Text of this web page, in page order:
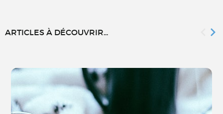
ARTICLES À DÉCOUVRIR...